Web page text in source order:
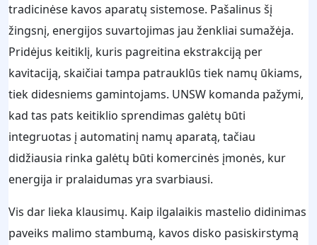
tradicinėse kavos aparatų sistemose. Pašalinus šį
žingsnį, energijos suvartojimas jau ženkliai sumažėja.
Pridėjus keitiklį, kuris pagreitina ekstrakciją per
kavitaciją, skaičiai tampa patrauklūs tiek namų ūkiams,
tiek didesniems gamintojams. UNSW komanda pažymi,
kad tas pats keitiklio sprendimas galėtų būti
integruotas į automatinį namų aparatą, tačiau
didžiausia rinka galėtų būti komercinės įmonės, kur
energija ir pralaidumas yra svarbiausi.
Vis dar lieka klausimų. Kaip ilgalaikis mastelio didinimas
paveiks malimo stambumą, kavos disko pasiskirstymą